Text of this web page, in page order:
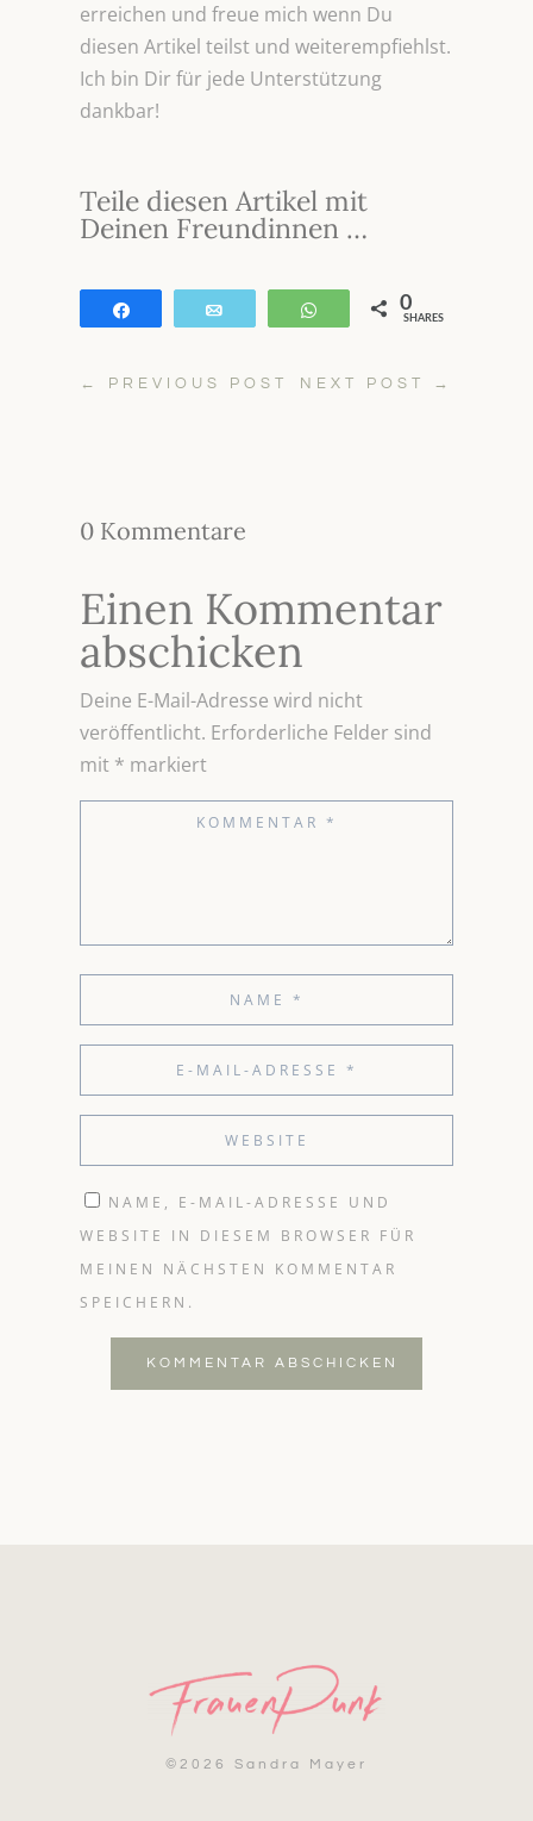
erreichen und freue mich wenn Du
diesen Artikel teilst und weiterempfiehlst.
Ich bin Dir für jede Unterstützung
dankbar!
Teile diesen Artikel mit
Deinen Freundinnen …
WhatsApp
0
SHARES
← PREVIOUS POST NEXT POST →
0 Kommentare
Einen Kommentar
abschicken
Deine E-Mail-Adresse wird nicht
veröffentlicht. Erforderliche Felder sind
mit * markiert
NAME, E-MAIL-ADRESSE UND
WEBSITE IN DIESEM BROWSER FÜR
MEINEN NÄCHSTEN KOMMENTAR
SPEICHERN.
KOMMENTAR ABSCHICKEN
© 2026 Sandra Mayer